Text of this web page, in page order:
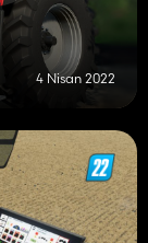
4 Nisan 2022